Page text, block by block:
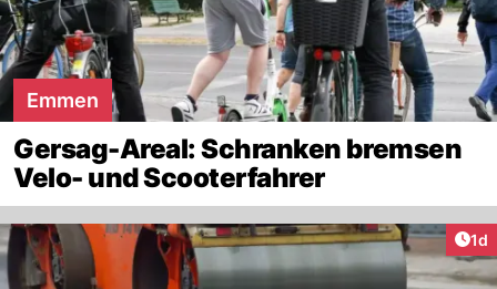
Emmen
Gersag-Areal: Schranken bremsen
Velo- und Scooterfahrer
1d